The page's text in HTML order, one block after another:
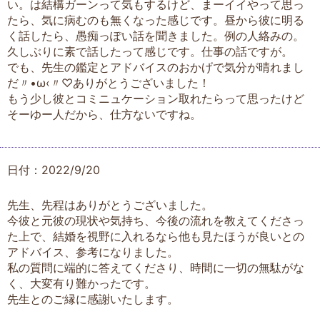
い。は結構ガーンって気もするけど、まーイイやって思っ
たら、気に病むのも無くなった感じです。昼から彼に明る
く話したら、愚痴っぽい話を聞きました。例の人絡みの。
久しぶりに素で話したって感じです。仕事の話ですが。
でも、先生の鑑定とアドバイスのおかげで気分が晴れまし
だ〃•ω‹〃♡ありがとうございました！
もう少し彼とコミニュケーション取れたらって思ったけど
そーゆー人だから、仕方ないですね。
日付：2022/9/20
先生、先程はありがとうございました。
今彼と元彼の現状や気持ち、今後の流れを教えてくださっ
た上で、結婚を視野に入れるなら他も見たほうが良いとの
アドバイス、参考になりました。
私の質問に端的に答えてくださり、時間に一切の無駄がな
く、大変有り難かったです。
先生とのご縁に感謝いたします。